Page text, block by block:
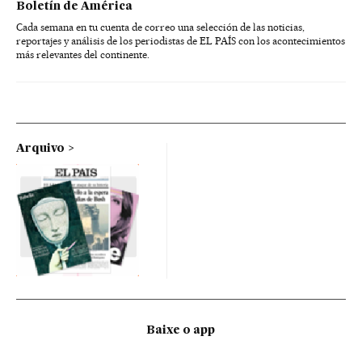
Boletín de América
Cada semana en tu cuenta de correo una selección de las noticias,
reportajes y análisis de los periodistas de EL PAÍS con los acontecimientos
más relevantes del continente.
Arquivo
Baixe o app